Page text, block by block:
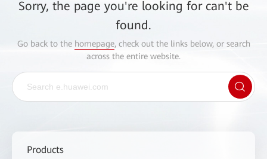
Sorry, the page you're looking for can't be
found.
Go back to the homepage, check out the links below, or search
across the entire website.
Products